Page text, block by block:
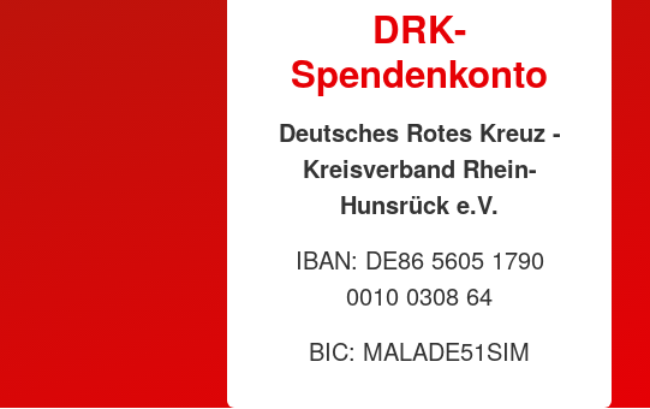
DRK-
Spendenkonto
Deutsches Rotes Kreuz -
Kreisverband Rhein-
Hunsrück e.V.
IBAN: DE86 5605 1790
0010 0308 64
BIC: MALADE51SIM